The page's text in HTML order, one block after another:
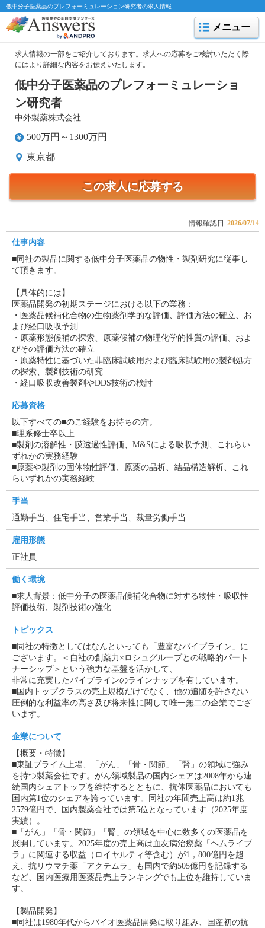
低中分子医薬品のプレフォーミュレーション研究者の求人情報
メニュー
求人情報の一部をご紹介しております。求人への応募をご検討いただく際
にはより詳細な内容をお伝えいたします。
低中分子医薬品のプレフォーミュレーショ
ン研究者
中外製薬株式会社
500万円～1300万円
東京都
この求人に応募する
情報確認日 2026/07/14
仕事内容
■同社の製品に関する低中分子医薬品の物性・製剤研究に従事し
て頂きます。
【具体的には】
医薬品開発の初期ステージにおける以下の業務：
・医薬品候補化合物の生物薬剤学的な評価、評価方法の確立、お
よび経口吸収予測
・原薬形態候補の探索、原薬候補の物理化学的性質の評価、およ
びその評価方法の確立
・原薬特性に基づいた非臨床試験用および臨床試験用の製剤処方
の探索、製剤技術の研究
・経口吸収改善製剤やDDS技術の検討
応募資格
以下すべての■のご経験をお持ちの方。
■理系修士卒以上
■製剤の溶解性・膜透過性評価、M&Sによる吸収予測、これらい
ずれかの実務経験
■原薬や製剤の固体物性評価、原薬の晶析、結晶構造解析、これ
らいずれかの実務経験
手当
通勤手当、住宅手当、営業手当、裁量労働手当
雇用形態
正社員
働く環境
■求人背景：低中分子の医薬品候補化合物に対する物性・吸収性
評価技術、製剤技術の強化
トピックス
■同社の特徴としてはなんといっても「豊富なパイプライン」に
ございます。＜自社の創薬力×ロシュグループとの戦略的パート
ナーシップ＞という強力な基盤を活かして、
非常に充実したパイプラインのラインナップを有しています。
■国内トップクラスの売上規模だけでなく、他の追随を許さない
圧倒的な利益率の高さ及び将来性に関して唯一無二の企業でござ
います。
企業について
【概要・特徴】
■東証プライム上場、「がん」「骨・関節」「腎」の領域に強み
を持つ製薬会社です。がん領域製品の国内シェアは2008年から連
続国内シェアトップを維持するとともに、抗体医薬品においても
国内第1位のシェアを誇っています。同社の年間売上高は約1兆
2579億円で、国内製薬会社では第5位となっています（2025年度
実績）。
■「がん」「骨・関節」「腎」の領域を中心に数多くの医薬品を
展開しています。2025年度の売上高は血友病治療薬「ヘムライブ
ラ」に関連する収益（ロイヤルティ等含む）が1，800億円を超
え、抗リウマチ薬「アクテムラ」も国内で約505億円を記録する
など、国内医療用医薬品売上ランキングでも上位を維持していま
す。
【製品開発】
■同社は1980年代からバイオ医薬品開発に取り組み、国産初の抗